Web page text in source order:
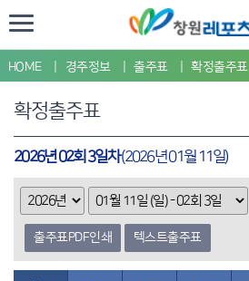
HOME 경주정보 출주표 확정출주표
확정출주표
2026년 02회 3일차(2026년 01월 11일)
출주표PDF인쇄 텍스트출주표